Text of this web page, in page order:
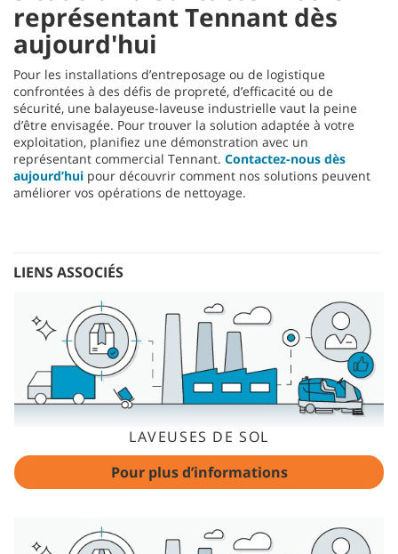
représentant Tennant dès
aujourd'hui
Pour les installations d’entreposage ou de logistique
confrontées à des défis de propreté, d’efficacité ou de
sécurité, une balayeuse-laveuse industrielle vaut la peine
d’être envisagée. Pour trouver la solution adaptée à votre
exploitation, planifiez une démonstration avec un
représentant commercial Tennant. Contactez-nous dès
aujourd’hui pour découvrir comment nos solutions peuvent
améliorer vos opérations de nettoyage.
LIENS ASSOCIÉS
LAVEUSES DE SOL
Pour plus d’informations